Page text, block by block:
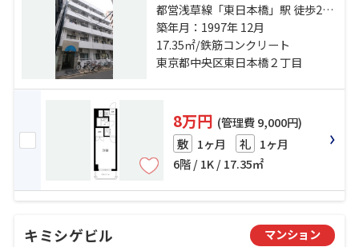
都営浅草線「東日本橋」駅 徒歩2分
都営新宿線「馬喰横山」駅 徒歩3分
総武本線「馬喰町」駅 徒歩3分
築年月：1997年 12月
17.35㎡/鉄筋コンクリート
東京都中央区東日本橋２丁目
8万円 (管理費 9,000円)
敷 1ヶ月 礼 1ヶ月
6階 / 1K / 17.35㎡
キミシゲビル マンション